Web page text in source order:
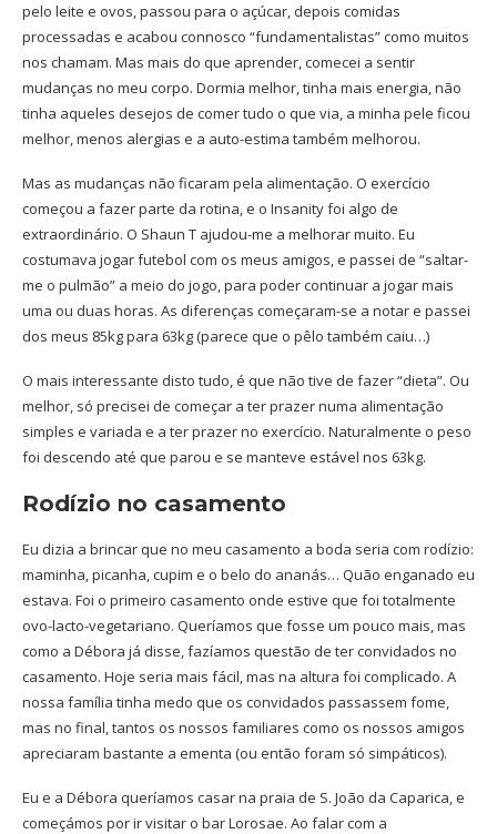
pelo leite e ovos, passou para o açúcar, depois comidas
processadas e acabou connosco “fundamentalistas” como muitos
nos chamam. Mas mais do que aprender, comecei a sentir
mudanças no meu corpo. Dormia melhor, tinha mais energia, não
tinha aqueles desejos de comer tudo o que via, a minha pele ficou
melhor, menos alergias e a auto-estima também melhorou.
Mas as mudanças não ficaram pela alimentação. O exercício
começou a fazer parte da rotina, e o Insanity foi algo de
extraordinário. O Shaun T ajudou-me a melhorar muito. Eu
costumava jogar futebol com os meus amigos, e passei de “saltar-
me o pulmão” a meio do jogo, para poder continuar a jogar mais
uma ou duas horas. As diferenças começaram-se a notar e passei
dos meus 85kg para 63kg (parece que o pêlo também caiu…)
O mais interessante disto tudo, é que não tive de fazer “dieta”. Ou
melhor, só precisei de começar a ter prazer numa alimentação
simples e variada e a ter prazer no exercício. Naturalmente o peso
foi descendo até que parou e se manteve estável nos 63kg.
Rodízio no casamento
Eu dizia a brincar que no meu casamento a boda seria com rodízio:
maminha, picanha, cupim e o belo do ananás… Quão enganado eu
estava. Foi o primeiro casamento onde estive que foi totalmente
ovo-lacto-vegetariano. Queríamos que fosse um pouco mais, mas
como a Débora já disse, fazíamos questão de ter convidados no
casamento. Hoje seria mais fácil, mas na altura foi complicado. A
nossa família tinha medo que os convidados passassem fome,
mas no final, tantos os nossos familiares como os nossos amigos
apreciaram bastante a ementa (ou então foram só simpáticos).
Eu e a Débora queríamos casar na praia de S. João da Caparica, e
começámos por ir visitar o bar Lorosae. Ao falar com a